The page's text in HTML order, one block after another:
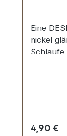
Eine
nickel
Schlaufe
4,90 €